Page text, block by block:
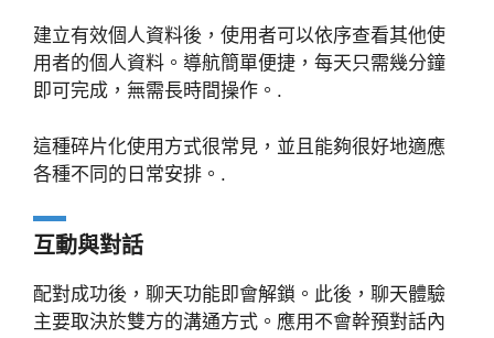
建立有效個人資料後，使用者可以依序查看其他使
用者的個人資料。導航簡單便捷，每天只需幾分鐘
即可完成，無需長時間操作。.
這種碎片化使用方式很常見，並且能夠很好地適應
各種不同的日常安排。.
互動與對話
配對成功後，聊天功能即會解鎖。此後，聊天體驗
主要取決於雙方的溝通方式。應用不會幹預對話內